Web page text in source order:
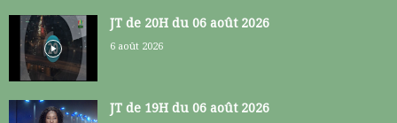
JT de 20H du 06 août 2026
6 août 2026
JT de 19H du 06 août 2026